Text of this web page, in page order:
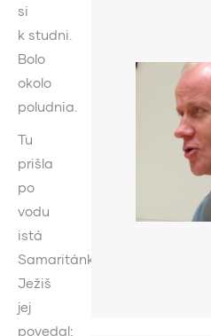
si
k studni.
Bolo
okolo
poludnia.
Tu
prišla
po
vodu
istá
Samaritánka.
Ježiš
jej
povedal: